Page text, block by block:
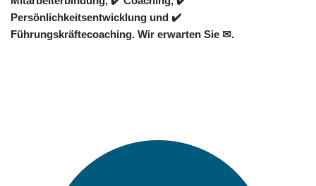
Persönlichkeitsentwicklung und ✔️
Führungskräftecoaching. Wir erwarten Sie ✉.